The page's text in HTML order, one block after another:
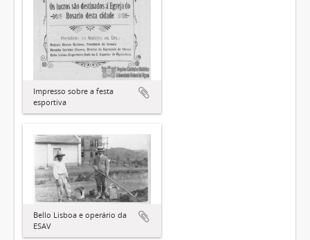
Impresso sobre a festa
esportiva
Bello Lisboa e operário da
ESAV